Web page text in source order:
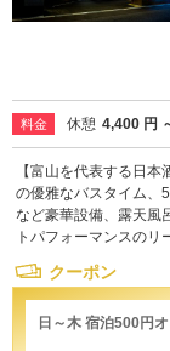
料金 休憩 4,400 円
【富山を代表する日
の優雅なバスタイム、
など豪華設備、露天風
トパフォーマンスのリ
クーポン
日～木 宿泊500円